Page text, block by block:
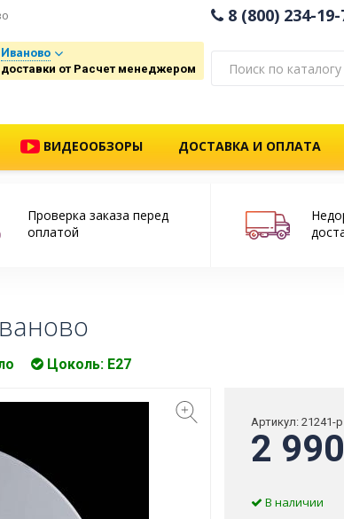
8 (800) 234-
Иваново
от Расчет менеджером
ВИДЕООБЗОРЫ ДОСТАВКА И ОПЛАТА
Проверка заказа перед
оплатой
Цоколь: Е27
Артикул: 21241-р
2 990
В наличии